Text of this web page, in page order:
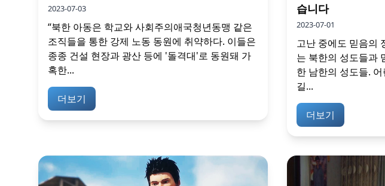
2023-07-03
“북한 아동은 학교와 사회주의애국청년동맹 같은
조직들을 통한 강제 노동 동원에 취약하다. 이들은
종종 건설 현장과 광산 등에 '돌격대'로 동원돼 가
혹한...
더보기
습니다
2023-07-01
고난 중에도 믿음의
는 북한의 성도들과
한 남한의 성도들.
길...
더보기